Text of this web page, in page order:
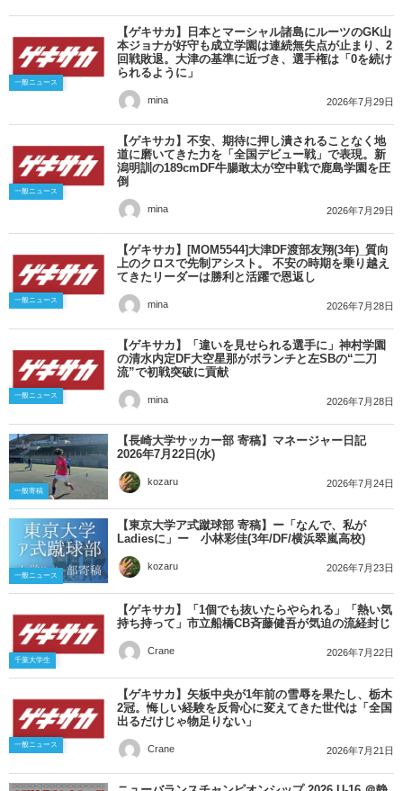
一般ニュース
【ゲキサカ】日本とマーシャル諸島にルーツのGK山
本ジョナが好守も成立学園は連続無失点が止まり、2
回戦敗退。大津の基準に近づき、選手権は「0を続け
られるように」
mina 2026年7月29日
一般ニュース
【ゲキサカ】不安、期待に押し潰されることなく地
道に磨いてきた力を「全国デビュー戦」で表現。新
潟明訓の189cmDF牛腸敢太が空中戦で鹿島学園を圧
倒
mina 2026年7月29日
一般ニュース
【ゲキサカ】[MOM5544]大津DF渡部友翔(3年)_質向
上のクロスで先制アシスト。 不安の時期を乗り越え
てきたリーダーは勝利と活躍で恩返し
mina 2026年7月28日
一般ニュース
【ゲキサカ】「違いを見せられる選手に」神村学園
の清水内定DF大空星那がボランチと左SBの“二刀
流”で初戦突破に貢献
mina 2026年7月28日
一般寄稿
【長崎大学サッカー部 寄稿】マネージャー日記
2026年7月22日(水)
kozaru 2026年7月24日
一般ニュース
【東京大学ア式蹴球部 寄稿】ー「なんで、私が
Ladiesに」ー 小林彩佳(3年/DF/横浜翠嵐高校)
kozaru 2026年7月23日
千葉大学生
【ゲキサカ】「1個でも抜いたらやられる」「熱い気
持ち持って」市立船橋CB斉藤健吾が気迫の流経封じ
Crane 2026年7月22日
一般ニュース
【ゲキサカ】矢板中央が1年前の雪辱を果たし、栃木
2冠。悔しい経験を反骨心に変えてきた世代は「全国
出るだけじゃ物足りない」
Crane 2026年7月21日